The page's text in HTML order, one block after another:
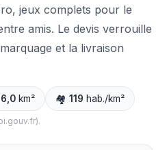
jeux complets pour le
amis. Le devis verrouille
et la livraison
km² 🏘️ 119 hab./km²